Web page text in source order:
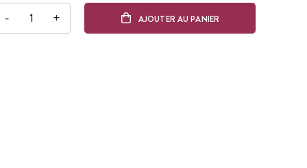
- + AJOUTER AU PANIER